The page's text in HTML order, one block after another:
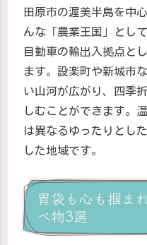
田原市の渥美半島を中
んな「農業王国」とし
自動車の輸出入拠点と
ます。設楽町や新城市
い山河が広がり、四季
しむことができます。
は異なるゆったりとし
した地域です。
胃袋も心も掴ま
べ物3選